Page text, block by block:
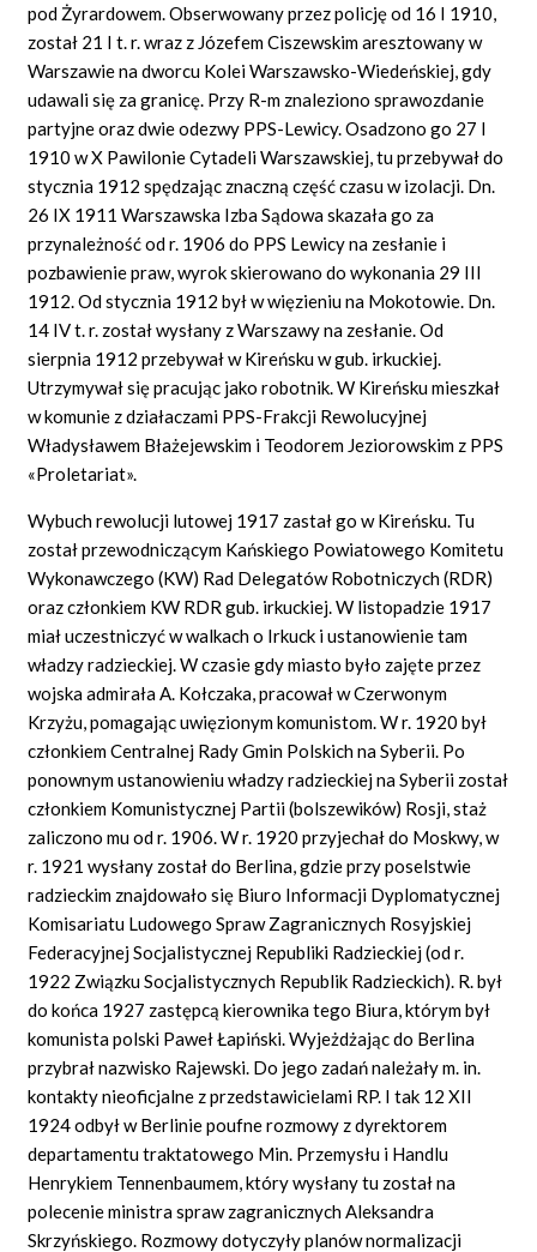
pod Żyrardowem. Obserwowany przez policję od 16 I 1910,
został 21 I t. r. wraz z Józefem Ciszewskim aresztowany w
Warszawie na dworcu Kolei Warszawsko-Wiedeńskiej, gdy
udawali się za granicę. Przy R-m znaleziono sprawozdanie
partyjne oraz dwie odezwy PPS-Lewicy. Osadzono go 27 I
1910 w X Pawilonie Cytadeli Warszawskiej, tu przebywał do
stycznia 1912 spędzając znaczną część czasu w izolacji. Dn.
26 IX 1911 Warszawska Izba Sądowa skazała go za
przynależność od r. 1906 do PPS Lewicy na zesłanie i
pozbawienie praw, wyrok skierowano do wykonania 29 III
1912. Od stycznia 1912 był w więzieniu na Mokotowie. Dn.
14 IV t. r. został wysłany z Warszawy na zesłanie. Od
sierpnia 1912 przebywał w Kireńsku w gub. irkuckiej.
Utrzymywał się pracując jako robotnik. W Kireńsku mieszkał
w komunie z działaczami PPS-Frakcji Rewolucyjnej
Władysławem Błażejewskim i Teodorem Jeziorowskim z PPS
«Proletariat».
Wybuch rewolucji lutowej 1917 zastał go w Kireńsku. Tu
został przewodniczącym Kańskiego Powiatowego Komitetu
Wykonawczego (KW) Rad Delegatów Robotniczych (RDR)
oraz członkiem KW RDR gub. irkuckiej. W listopadzie 1917
miał uczestniczyć w walkach o Irkuck i ustanowienie tam
władzy radzieckiej. W czasie gdy miasto było zajęte przez
wojska admirała A. Kołczaka, pracował w Czerwonym
Krzyżu, pomagając uwięzionym komunistom. W r. 1920 był
członkiem Centralnej Rady Gmin Polskich na Syberii. Po
ponownym ustanowieniu władzy radzieckiej na Syberii został
członkiem Komunistycznej Partii (bolszewików) Rosji, staż
zaliczono mu od r. 1906. W r. 1920 przyjechał do Moskwy, w
r. 1921 wysłany został do Berlina, gdzie przy poselstwie
radzieckim znajdowało się Biuro Informacji Dyplomatycznej
Komisariatu Ludowego Spraw Zagranicznych Rosyjskiej
Federacyjnej Socjalistycznej Republiki Radzieckiej (od r.
1922 Związku Socjalistycznych Republik Radzieckich). R. był
do końca 1927 zastępcą kierownika tego Biura, którym był
komunista polski Paweł Łapiński. Wyjeżdżając do Berlina
przybrał nazwisko Rajewski. Do jego zadań należały m. in.
kontakty nieoficjalne z przedstawicielami RP. I tak 12 XII
1924 odbył w Berlinie poufne rozmowy z dyrektorem
departamentu traktatowego Min. Przemysłu i Handlu
Henrykiem Tennenbaumem, który wysłany tu został na
polecenie ministra spraw zagranicznych Aleksandra
Skrzyńskiego. Rozmowy dotyczyły planów normalizacji